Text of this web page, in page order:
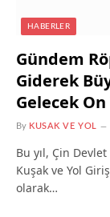
HABERLER
Gündem
Giderek
Gelecek On
By KUSAK VE YOL
Bu yıl, Çin
Kuşak ve Yol
olarak…